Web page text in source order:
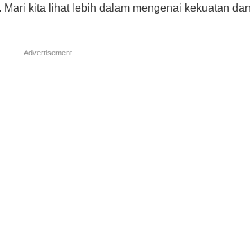
kita lihat lebih dalam mengenai kekuatan dan
Advertisement